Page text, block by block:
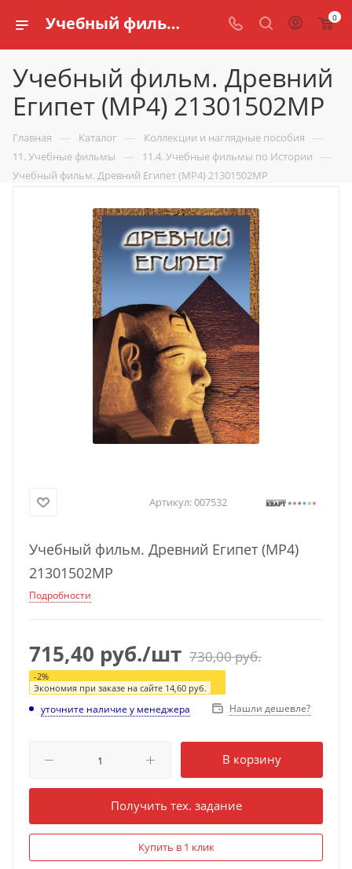
Учебный фильм. Древний Египет (МР4) 21301502МР купить по доступной цене в интернет магазине schools.ru 0
Учебный фильм. Древний
Египет (МР4) 21301502МР
Главная — Каталог — Коллекции и наглядные пособия —
11. Учебные фильмы — 11.4. Учебные фильмы по Истории —
Учебный фильм. Древний Египет (МР4) 21301502МР
Артикул:007532
Учебный фильм. Древний Египет (МР4)
21301502МР
Подробности
715,40 руб./шт 730,00руб.
-2%
Экономия при заказе на сайте 14,60 руб.
уточните наличие у менеджера Нашли дешевле?
В корзину
Получить тех. задание
Купить в 1 клик